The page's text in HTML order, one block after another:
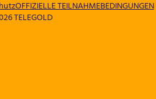
TELEGOLD
OFFIZIELLE TEILNAHMEBEDINGUNGEN